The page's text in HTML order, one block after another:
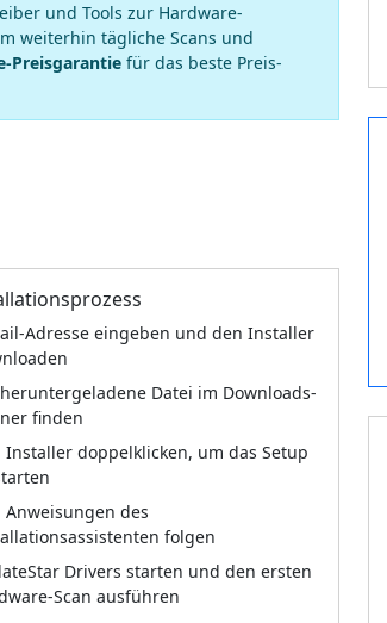
und Tools zur Hardware-
weiterhin tägliche Scans und
Preisgarantie für das beste Preis-
Adresse eingeben und den Installer
Datei im Downloads-
finden
Installer doppelklicken, um das Setup
Anweisungen des
folgen
Drivers starten und den ersten
Scan ausführen